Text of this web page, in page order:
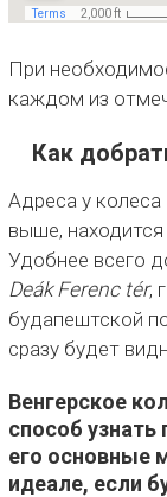
При
каждом из
Как
Адреса у колеса
выше,
Удобнее всего
Deák Ferenc tér,
будапештской
сразу будет
Венгерское
способ
его основные
идеале, если